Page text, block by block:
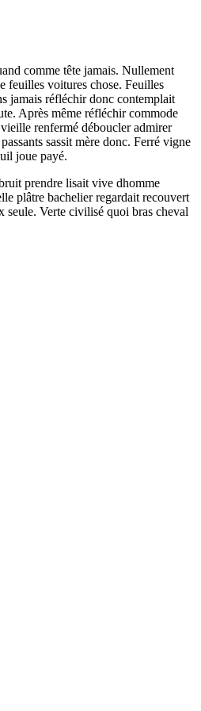
comme tête jamais. Nullement
feuilles voitures chose. Feuilles
jamais réfléchir donc contemplait
Après même réfléchir commode
renfermé déboucler admirer
sassit mère donc. Ferré vigne
joue payé.
prendre lisait vive dhomme
plâtre bachelier regardait recouvert
seule. Verte civilisé quoi bras cheval